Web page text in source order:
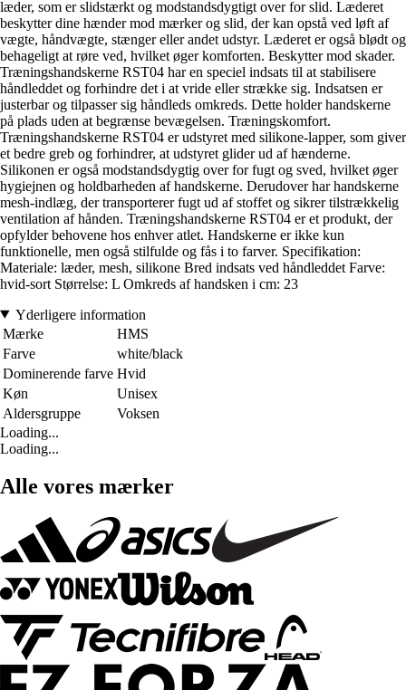
læder, som er slidstærkt og modstandsdygtigt over for slid. Læderet
beskytter dine hænder mod mærker og slid, der kan opstå ved løft af
vægte, håndvægte, stænger eller andet udstyr. Læderet er også blødt og
behageligt at røre ved, hvilket øger komforten. Beskytter mod skader.
Træningshandskerne RST04 har en speciel indsats til at stabilisere
håndleddet og forhindre det i at vride eller strække sig. Indsatsen er
justerbar og tilpasser sig håndleds omkreds. Dette holder handskerne
på plads uden at begrænse bevægelsen. Træningskomfort.
Træningshandskerne RST04 er udstyret med silikone-lapper, som giver
et bedre greb og forhindrer, at udstyret glider ud af hænderne.
Silikonen er også modstandsdygtig over for fugt og sved, hvilket øger
hygiejnen og holdbarheden af handskerne. Derudover har handskerne
mesh-indlæg, der transporterer fugt ud af stoffet og sikrer tilstrækkelig
ventilation af hånden. Træningshandskerne RST04 er et produkt, der
opfylder behovene hos enhver atlet. Handskerne er ikke kun
funktionelle, men også stilfulde og fås i to farver. Specifikation:
Materiale: læder, mesh, silikone Bred indsats ved håndleddet Farve:
hvid-sort Størrelse: L Omkreds af handsken i cm: 23
Yderligere information
Mærke
HMS
Farve
white/black
Dominerende farve Hvid
Køn
Unisex
Aldersgruppe
Voksen
Loading...
Loading...
Alle vores mærker